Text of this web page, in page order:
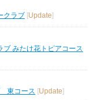
クラブ [Update]
ブ みたけ花トピアコース
東コース [Update]